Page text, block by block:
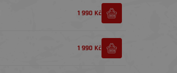
1 990 Kč
1 990 Kč